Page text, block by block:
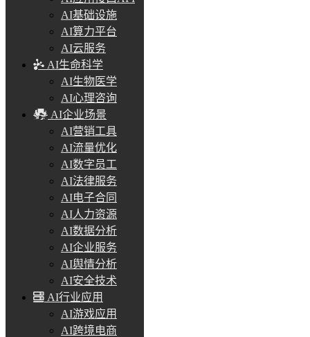
AI基础设施
AI算力平台
AI云服务
AI生命科学
AI生物医学
AI心理咨询
AI企业场景
AI营销工具
AI流量优化
AI数字员工
AI法律服务
AI电子合同
AI人力资源
AI数据分析
AI企业服务
AI舆情分析
AI安全技术
AI行业应用
AI游戏应用
AI跨境电商